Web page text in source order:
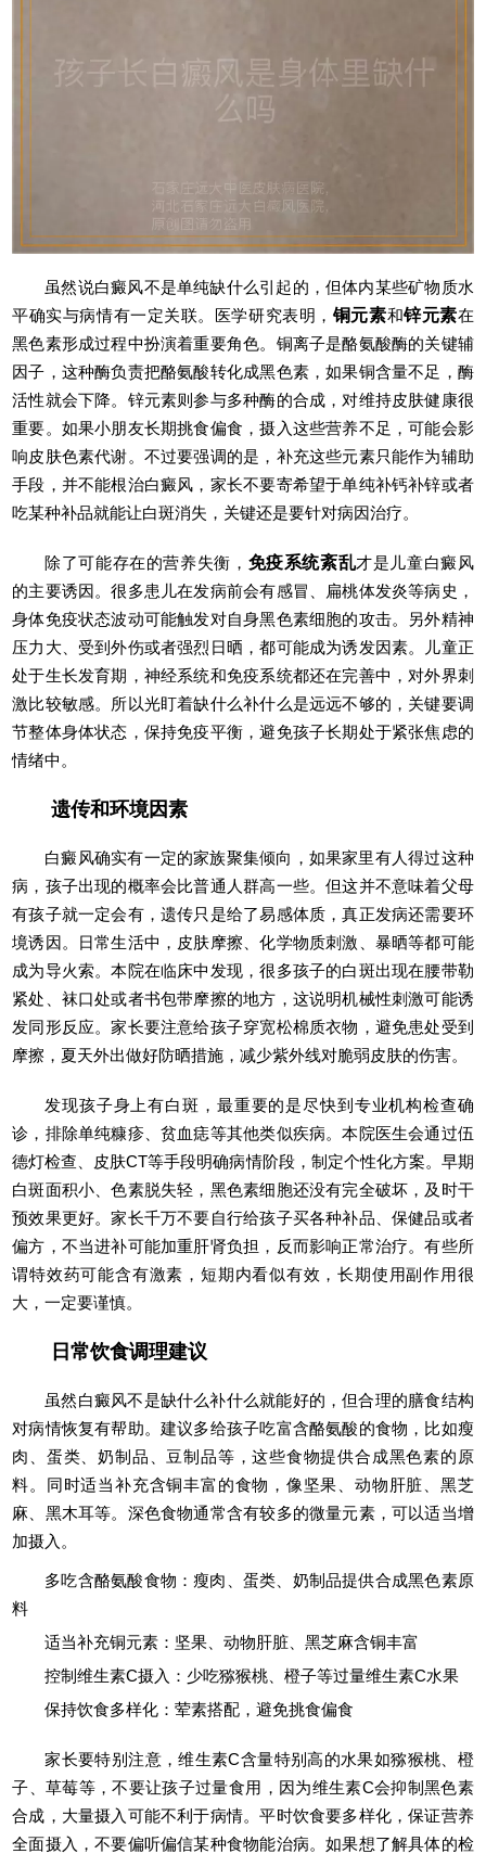
虽然说白癜风不是单纯缺什么引起的，但体内某些矿物质水
平确实与病情有一定关联。医学研究表明， 铜元素和锌元素在
黑色素形成过程中扮演着重要角色。铜离子是酪氨酸酶的关键辅
因子，这种酶负责把酪氨酸转化成黑色素，如果铜含量不足，酶
活性就会下降。锌元素则参与多种酶的合成，对维持皮肤健康很
重要。如果小朋友长期挑食偏食，摄入这些营养不足，可能会影
响皮肤色素代谢。不过要强调的是，补充这些元素只能作为辅助
手段，并不能根治白癜风，家长不要寄希望于单纯补钙补锌或者
吃某种补品就能让白斑消失，关键还是要针对病因治疗。
除了可能存在的营养失衡， 免疫系统紊乱才是儿童白癜风
的主要诱因。很多患儿在发病前会有感冒、扁桃体发炎等病史，
身体免疫状态波动可能触发对自身黑色素细胞的攻击。另外精神
压力大、受到外伤或者强烈日晒，都可能成为诱发因素。儿童正
处于生长发育期，神经系统和免疫系统都还在完善中，对外界刺
激比较敏感。所以光盯着缺什么补什么是远远不够的，关键要调
节整体身体状态，保持免疫平衡，避免孩子长期处于紧张焦虑的
情绪中。
遗传和环境因素
白癜风确实有一定的家族聚集倾向，如果家里有人得过这种
病，孩子出现的概率会比普通人群高一些。但这并不意味着父母
有孩子就一定会有，遗传只是给了易感体质，真正发病还需要环
境诱因。日常生活中，皮肤摩擦、化学物质刺激、暴晒等都可能
成为导火索。本院在临床中发现，很多孩子的白斑出现在腰带勒
紧处、袜口处或者书包带摩擦的地方，这说明机械性刺激可能诱
发同形反应。家长要注意给孩子穿宽松棉质衣物，避免患处受到
摩擦，夏天外出做好防晒措施，减少紫外线对脆弱皮肤的伤害。
发现孩子身上有白斑，最重要的是尽快到专业机构检查确
诊，排除单纯糠疹、贫血痣等其他类似疾病。本院医生会通过伍
德灯检查、皮肤CT等手段明确病情阶段，制定个性化方案。早期
白斑面积小、色素脱失轻，黑色素细胞还没有完全破坏，及时干
预效果更好。家长千万不要自行给孩子买各种补品、保健品或者
偏方，不当进补可能加重肝肾负担，反而影响正常治疗。有些所
谓特效药可能含有激素，短期内看似有效，长期使用副作用很
大，一定要谨慎。
日常饮食调理建议
虽然白癜风不是缺什么补什么就能好的，但合理的膳食结构
对病情恢复有帮助。建议多给孩子吃富含酪氨酸的食物，比如瘦
肉、蛋类、奶制品、豆制品等，这些食物提供合成黑色素的原
料。同时适当补充含铜丰富的食物，像坚果、动物肝脏、黑芝
麻、黑木耳等。深色食物通常含有较多的微量元素，可以适当增
加摄入。
多吃含酪氨酸食物：瘦肉、蛋类、奶制品提供合成黑色素原
料
适当补充铜元素：坚果、动物肝脏、黑芝麻含铜丰富
控制维生素C摄入：少吃猕猴桃、橙子等过量维生素C水果
保持饮食多样化：荤素搭配，避免挑食偏食
家长要特别注意，维生素C含量特别高的水果如猕猴桃、橙
子、草莓等，不要让孩子过量食用，因为维生素C会抑制黑色素
合成，大量摄入可能不利于病情。平时饮食要多样化，保证营养
全面摄入，不要偏听偏信某种食物能治病。如果想了解具体的检